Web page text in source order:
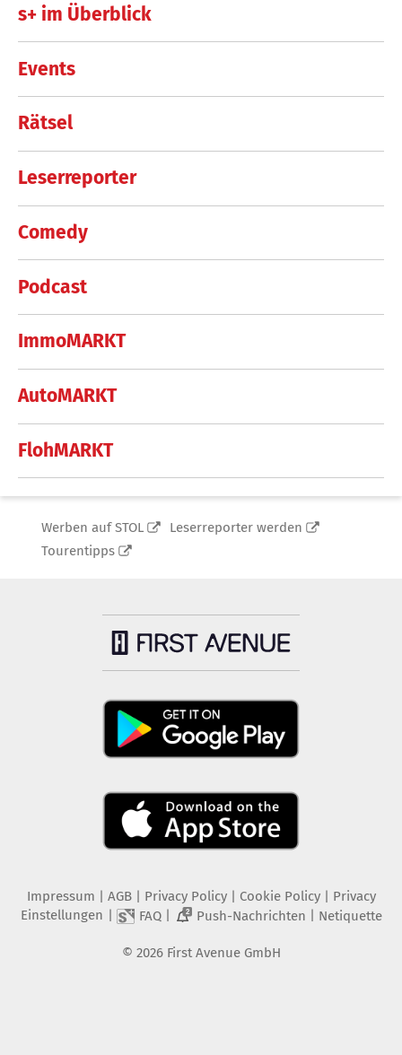
s+ im Überblick
Events
Rätsel
Leserreporter
Comedy
Podcast
ImmoMARKT
AutoMARKT
FlohMARKT
Werben auf STOL
Leserreporter werden
Tourentipps
Impressum AGB Privacy Policy| Cookie Policy| Privacy
Einstellungen
FAQ| 2 Push-Nachrichten Netiquette
© 2026 First Avenue GmbH